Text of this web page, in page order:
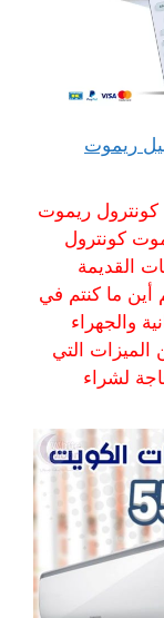
66041166 توصيل ريموت
كونترول ريموت
كونترول
القديمة
أين ما كنتم في
والجهراء
الميزات التي
لشراء